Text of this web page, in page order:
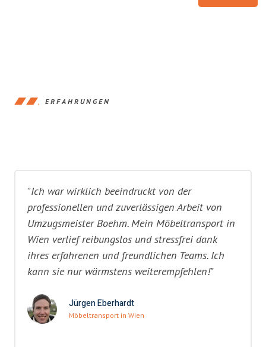
ERFAHRUNGEN
"Ich war wirklich beeindruckt von der
professionellen und zuverlässigen Arbeit von
Umzugsmeister Boehm. Mein Möbeltransport in
Wien verlief reibungslos und stressfrei dank
ihres erfahrenen und freundlichen Teams. Ich
kann sie nur wärmstens weiterempfehlen!"
Jürgen Eberhardt
Möbeltransport in Wien